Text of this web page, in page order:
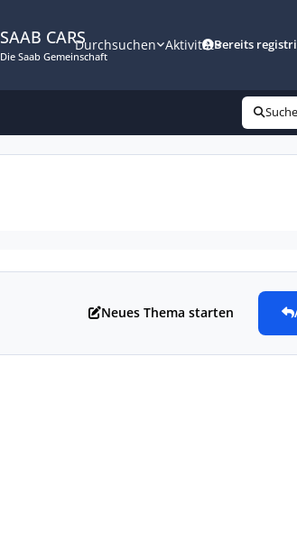
SAAB CARS
Die Saab Gemeinschaft
Durchsuchen AktivitätBereits
Neues Thema starten